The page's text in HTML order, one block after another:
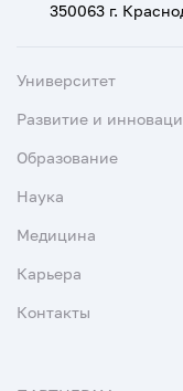
350063 г.
Университет
Развитие и
Образование
Наука
Медицина
Карьера
Контакты